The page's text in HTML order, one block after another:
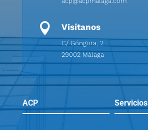
 Visítanos
C/ Góngora, 2
29002 Málaga
ACP Servicios